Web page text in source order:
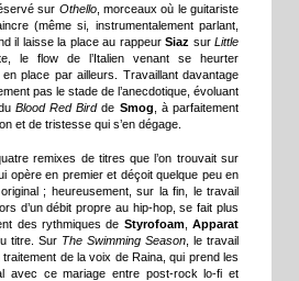
sur Othello, morceaux où le guitariste
(même si, instrumentalement parlant,
il laisse la place au rappeurSiaz surLittle
le flow de l’Italien venant se heurter
place par ailleurs. Travaillant davantage
pas le stade de l’anecdotique, évoluant
Blood Red Birdde Smog , à parfaitement
et de tristesse qui s’en dégage.
remixes de titres que l’on trouvait sur
opère en premier et déçoit quelque peu en
; heureusement, sur la fin, le travail
d’un débit propre au hip-hop, se fait plus
des rythmiques de Styrofoam,Apparat
titre. Sur The Swimming Season , le travail
de la voix de Raina, qui prend les
avec ce mariage entre post-rock lo-fi et